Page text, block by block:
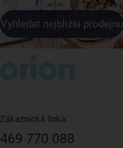
Vyhledat nejbližší prodejnu
Zákaznická linka:
469 770 088